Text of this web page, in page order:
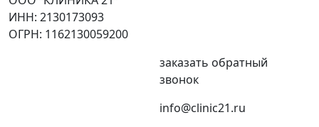
ИНН: 2130173093
ОГРН: 1162130059200
заказать обратный
звонок
info@clinic21.ru